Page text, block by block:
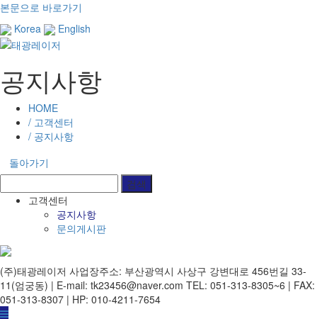
본문으로 바로가기
Korea
English
공지사항
HOME
/ 고객센터
/ 공지사항
돌아가기
고객센터
공지사항
문의게시판
(주)태광레이저 사업장주소: 부산광역시 사상구 강변대로 456번길 33-
11(엄궁동) | E-mail: tk23456@naver.com TEL: 051-313-8305~6 | FAX:
051-313-8307 | HP: 010-4211-7654